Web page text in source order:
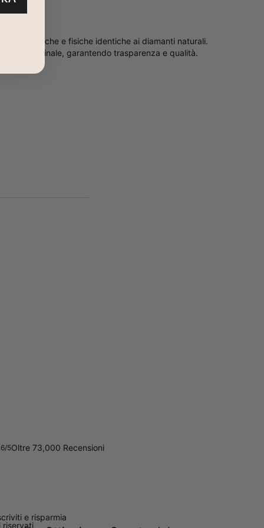
nella: Collezione di collane con nome, Collezione di
chimiche e fisiche identiche ai diamanti naturali.
finale, garantendo trasparenza e qualità.
e risparmia
5Oltre 73,000 Recensioni
riservati